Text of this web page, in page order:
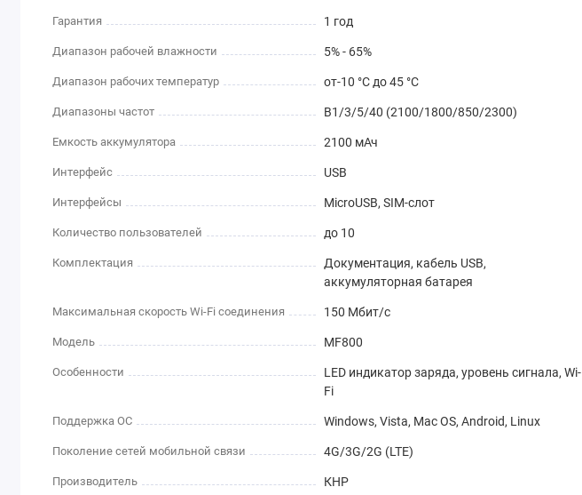
Гарантия 1 год
Диапазон рабочей влажности 5% - 65%
Диапазон рабочих температур от-10 °C до 45 °C
Диапазоны частот B1/3/5/40 (2100/1800/850/2300)
Емкость аккумулятора 2100 мАч
Интерфейс USB
Интерфейсы MicroUSB, SIM-слот
Количество пользователей до 10
Комплектация
Документация, кабель USB,
аккумуляторная батарея
Максимальная скорость Wi-Fi соединения 150 Мбит/с
Модель MF800
Особенности
LED индикатор заряда, уровень сигнала, Wi-
Fi
Поддержка ОС Windows, Vista, Mac OS, Android, Linux
Поколение сетей мобильной связи 4G/3G/2G (LTE)
Производитель КНР